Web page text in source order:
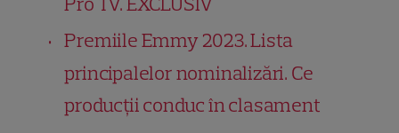
Premiile Emmy 2023. Lista
principalelor nominalizări. Ce
producții conduc în clasament